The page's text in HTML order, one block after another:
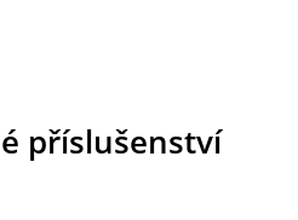
příslušenství